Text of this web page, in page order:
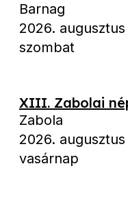
Barnag
2026.
szombat
XIII. Zabolai
Zabola
2026.
vasárnap